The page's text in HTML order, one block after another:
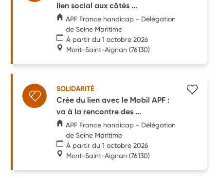
lien social aux côtés ...
APF France handicap - Délégation
de Seine Maritime
À partir du 1 octobre 2026
Mont-Saint-Aignan (76130)
SOLIDARITÉ
Crée du lien avec le Mobil APF :
va à la rencontre des ...
APF France handicap - Délégation
de Seine Maritime
À partir du 1 octobre 2026
Mont-Saint-Aignan (76130)